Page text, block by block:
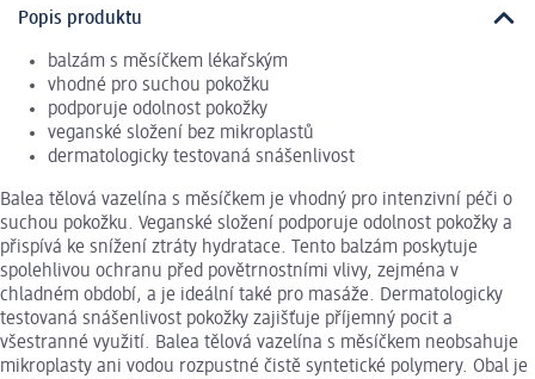
Popis produktu
balzám s měsíčkem lékařským
vhodné pro suchou pokožku
podporuje odolnost pokožky
veganské složení bez mikroplastů
dermatologicky testovaná snášenlivost
Balea tělová vazelína s měsíčkem je vhodný pro intenzivní péči o
suchou pokožku. Veganské složení podporuje odolnost pokožky a
přispívá ke snížení ztráty hydratace. Tento balzám poskytuje
spolehlivou ochranu před povětrnostními vlivy, zejména v
chladném období, a je ideální také pro masáže. Dermatologicky
testovaná snášenlivost pokožky zajišťuje příjemný pocit a
všestranné využití. Balea tělová vazelína s měsíčkem neobsahuje
mikroplasty ani vodou rozpustné čistě syntetické polymery. Obal je